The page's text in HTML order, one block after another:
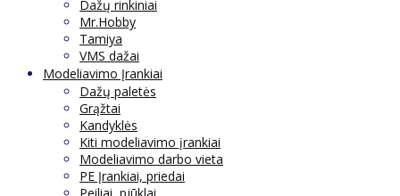
Dažų rinkiniai
Mr.Hobby
Tamiya
VMS dažai
Modeliavimo Įrankiai
Dažų paletės
Grąžtai
Kandyklės
Kiti modeliavimo įrankiai
Modeliavimo darbo vieta
PE Įrankiai, priedai
Peiliai, pjūklai